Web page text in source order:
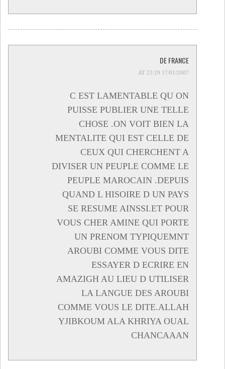
DE FRANCE
17/01/2007 AT 23:19
C EST LAMENTABLE QU ON
PUISSE PUBLIER UNE TELLE
CHOSE .ON VOIT BIEN LA
MENTALITE QUI EST CELLE DE
CEUX QUI CHERCHENT A
DIVISER UN PEUPLE COMME LE
PEUPLE MAROCAIN .DEPUIS
QUAND L HISOIRE D UN PAYS
SE RESUME AINSSI.ET POUR
VOUS CHER AMINE QUI PORTE
UN PRENOM TYPIQUEMNT
AROUBI COMME VOUS DITE
ESSAYER D ECRIRE EN
AMAZIGH AU LIEU D UTILISER
LA LANGUE DES AROUBI
COMME VOUS LE DITE.ALLAH
YJIBKOUM ALA KHRIYA OUAL
CHANCAAAN